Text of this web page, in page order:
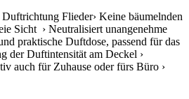
Flieder› Keine bäumelnden
Sicht › Neutralisiert unangenehme
praktische Duftdose, passend für das
der Duftintensität am Deckel ›
auch für Zuhause oder fürs Büro ›